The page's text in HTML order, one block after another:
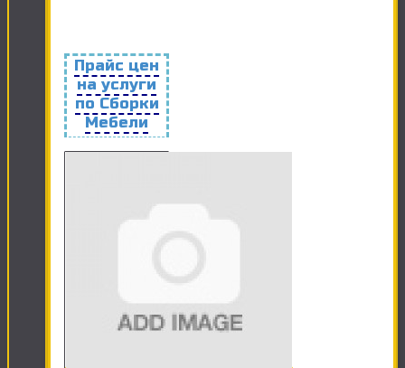
Прайс цен
на услуги
по Сборки
Мебели